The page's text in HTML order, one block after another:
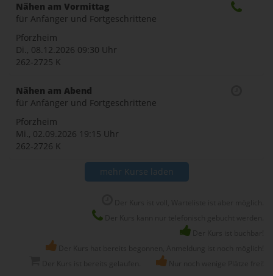
Nähen am Vormittag
für Anfänger und Fortgeschrittene
Pforzheim
Di., 08.12.2026 09:30 Uhr
262-2725 K
Nähen am Abend
für Anfänger und Fortgeschrittene
Pforzheim
Mi., 02.09.2026 19:15 Uhr
262-2726 K
mehr Kurse laden